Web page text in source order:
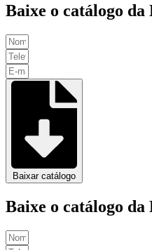
Baixe o catálogo da
Baixar catálogo
Baixe o catálogo